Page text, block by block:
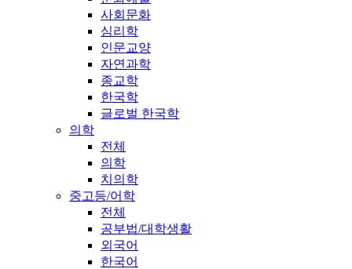
사회문화
심리학
인문교양
자연과학
종교학
한국학
글로벌 한국학
의학
전체
의학
치의학
중고등/어학
전체
공부법/대학생활
외국어
한국어